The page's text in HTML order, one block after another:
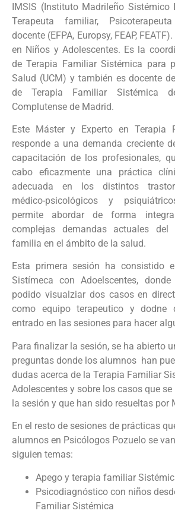
IMSIS (Instituto Madrileño Sistémico
Terapeuta familiar,
docente (EFPA, Europsy, FEAP,
en Niños y Adolescentes. Es la
de Terapia Familiar Sistémica para
Salud (UCM) y también es docente
de Terapia Familiar Sistémica
Complutense de Madrid.
Este Máster y Experto en Terapia
responde a una demanda creciente
capacitación de los profesionales,
cabo eficazmente una práctica
adecuada en los distintos
médico-psicológicos y
permite abordar de forma
complejas demandas actuales
familia en el ámbito de la salud.
Esta primera sesión ha consistido
Sistímeca con Adoelscentes,
podido visualziar dos casos en
como equipo terapeutico y dodne
entrado en las sesiones para hacer
Para finalizar la sesión, se ha abierto
preguntas donde los alumnos han
dudas acerca de la Terapia Familiar
Adolescentes y sobre los casos que
la sesión y que han sido resueltas por
En el resto de sesiones de prácticas
alumnos en Psicólogos Pozuelo se
siguien temas:
Apego y terapia familiar
Psicodiagnóstico con niños
Familiar Sistémica